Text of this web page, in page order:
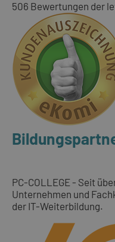
506 Bewertungen der
PC-COLLEGE - Seit
Unternehmen und
der IT-Weiterbildung.